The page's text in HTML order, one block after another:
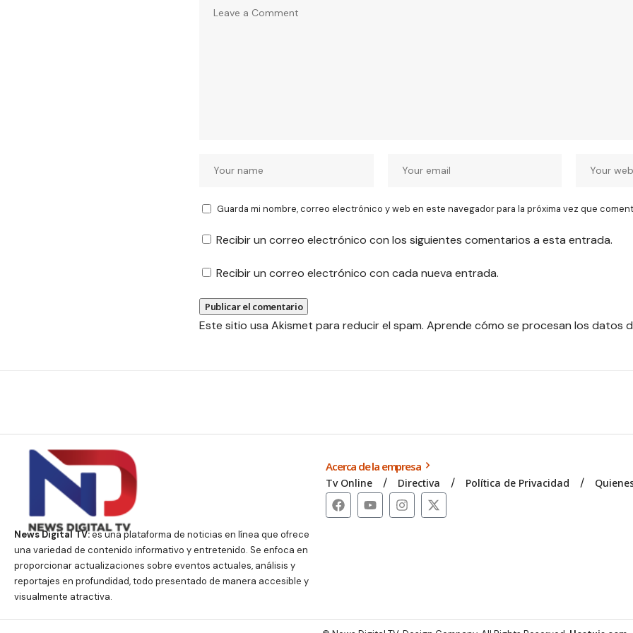
Guarda mi nombre, correo electrónico y web en este navegador para la próxima vez que
Recibir un correo electrónico con los siguientes comentarios a esta entrada.
Recibir un correo electrónico con cada nueva entrada.
Este sitio usa Akismet para reducir el spam. Aprende cómo se procesan los datos
News Digital TV:es una plataforma de noticias en línea que ofrece
una variedad de contenido informativo y entretenido. Se enfoca en
proporcionar actualizaciones sobre eventos actuales, análisis y
reportajes en profundidad, todo presentado de manera accesible y
visualmente atractiva.
Acerca de la empresa
Tv Online Directiva Política de Privacidad